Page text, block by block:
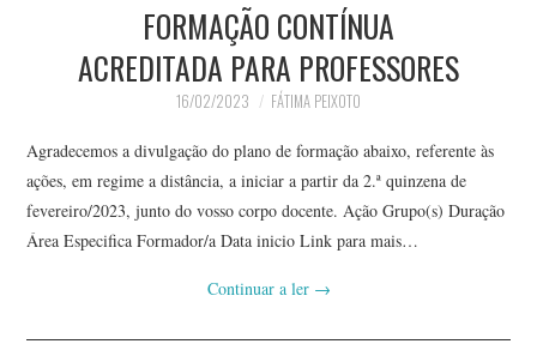
FORMAÇÃO CONTÍNUA
ACREDITADA PARA PROFESSORES
16/02/2023 FÁTIMA PEIXOTO
Agradecemos a divulgação do plano de formação abaixo, referente às
ações, em regime a distância, a iniciar a partir da 2.ª quinzena de
fevereiro/2023, junto do vosso corpo docente. Ação Grupo(s) Duração
Área Especifica Formador/a Data inicio Link para mais…
Continuar a ler →